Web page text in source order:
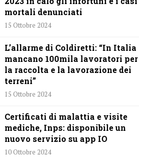
mortali denunciati
15 Ottobre 2024
L’allarme di Coldiretti: “In Italia
mancano 100mila lavoratori per
la raccolta e la lavorazione dei
terreni”
15 Ottobre 2024
Certificati di malattia e visite
mediche, Inps: disponibile un
nuovo servizio su app IO
10 Ottobre 2024